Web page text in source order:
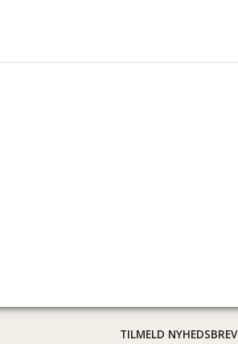
TILMELD NYHEDSBREV